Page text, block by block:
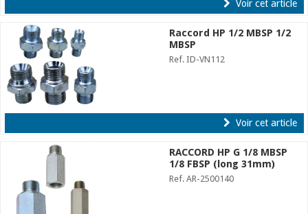
Voir cet article
Raccord HP 1/2 MBSP 1/2
MBSP
Ref. ID-VN112
Voir cet article
RACCORD HP G 1/8 MBSP
1/8 FBSP (long 31mm)
Ref. AR-2500140